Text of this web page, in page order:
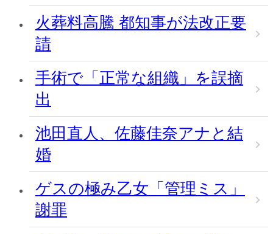
火葬料高騰 都知事が法改正要
請
手術で「正常な組織」を誤摘
出
池田直人、佐藤佳奈アナと結
婚
ゲスの極み乙女「管理ミス」
謝罪